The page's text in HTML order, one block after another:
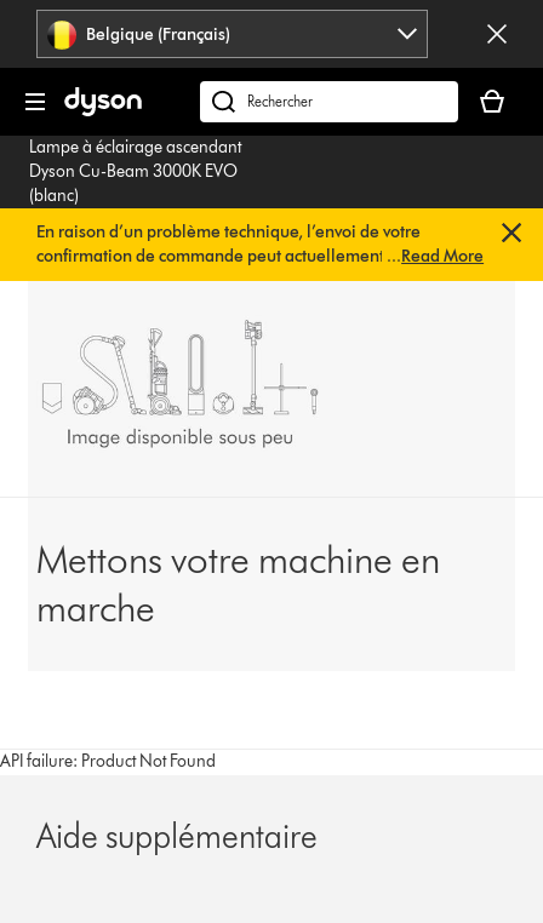
Sauter
pages
Belgique (Français)
Rechercher
des
produits
panier
est
Lampe à éclairage ascendant
Dyson Cu-Beam 3000K EVO
(blanc)
En raison d’un problème technique, l’envoi de votre
confirmation de commande peut actuellement être
retardé. Nous travaillons déjà à une solution rapide.Vous
commande vous sera envoyée automatiquement dans les
plus brefs délais.
...Read More
Mettons votre machine en
marche
API failure: Product Not Found
Aide supplémentaire